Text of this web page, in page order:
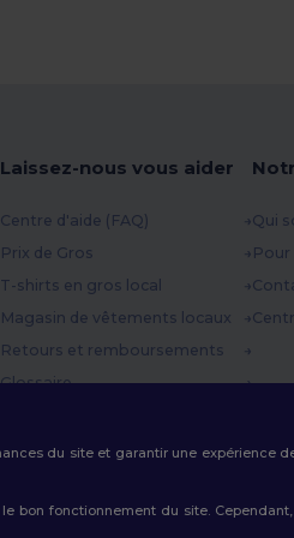
Laissez-nous vous aider
Centre d'aide (FAQ)
Prix de Gros
T-shirts en gros local
Magasin de vêtements locaux
Retours et remboursements
Glossaire
Codes Promo
Qui
Pour
du site et garantir une expérience
bon fonctionnement du site.